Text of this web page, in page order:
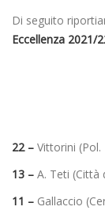
Di seguito
Eccellenza 2021/
22 – Vittorini (Pol.
13 – A. Teti (Città
11 – Gallaccio